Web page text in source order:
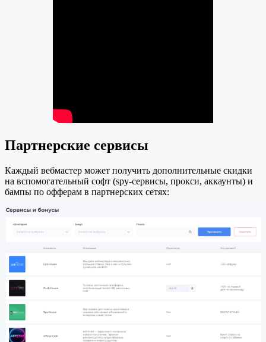
Партнерские сервисы
Каждый вебмастер может получить дополнительные скидки
на вспомогательный софт (spy-сервисы, прокси, аккаунты) и
бампы по офферам в партнерских сетях: